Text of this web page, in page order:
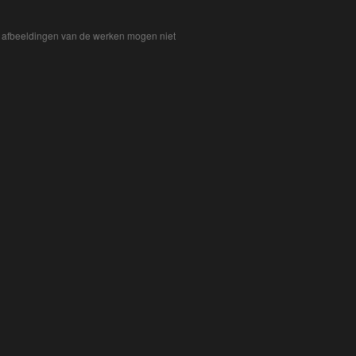
van de werken mogen niet